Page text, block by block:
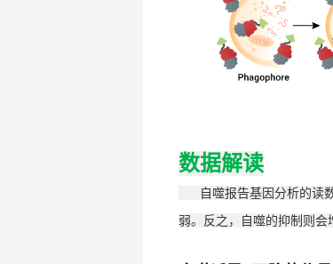
数据解读
自噬报告基因分析的读数
弱。反之，自噬的抑制则会